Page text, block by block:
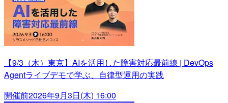
【9/3（木）東京】AIを活用した障害対応最前線 | DevOps
Agentライブデモで学ぶ、自律型運用の実践
開催前2026年9月3日(木) 16:00